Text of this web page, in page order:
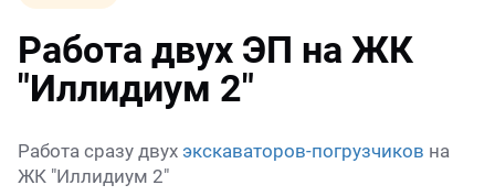
Работа двух ЭП на ЖК
"Иллидиум 2"
Работа сразу двух экскаваторов-погрузчиков на
ЖК "Иллидиум 2"